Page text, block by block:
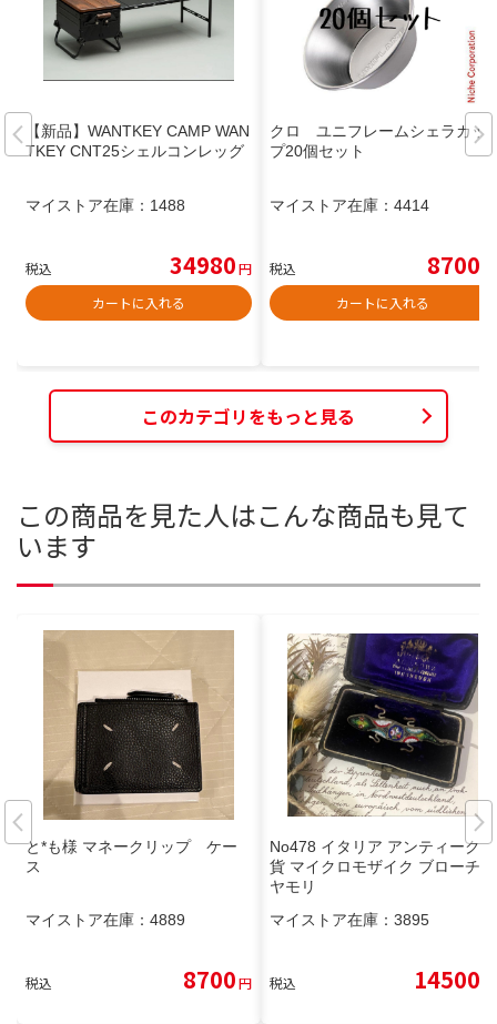
【新品】WANTKEY CAMP WAN
TKEY CNT25シェルコンレッグ
マイストア在庫： 1488
税込 34980円
カートに入れる
クロ ユニフレームシェラカッ
プ20個セット
マイストア在庫： 4414
税込 8700
カートに入れる
このカテゴリをもっと見る
この商品を見た人はこんな商品も見て
います
と*も様 マネークリップ ケー
ス
マイストア在庫： 4889
税込 8700円
No478 イタリア アンティーク雑
貨 マイクロモザイク ブローチ
ヤモリ
マイストア在庫： 3895
税込 14500